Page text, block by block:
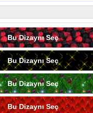
Bu Dizaynı Seç
Bu Dizaynı Seç
Bu Dizaynı Seç
Bu Dizaynı Seç